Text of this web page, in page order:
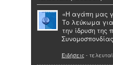
«Η αγάπη μας
Το λεύκωμα
την ίδρυση της
Ειδήσεις -